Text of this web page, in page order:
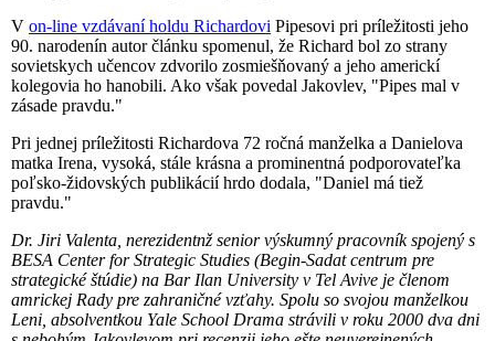
V on-line vzdávaní holdu Richardovi Pipesovi pri príležitosti jeho
90. narodenín autor článku spomenul, že Richard bol zo strany
sovietskych učencov zdvorilo zosmiešňovaný a jeho americkí
kolegovia ho hanobili. Ako však povedal Jakovlev, "Pipes mal v
zásade pravdu."
Pri jednej príležitosti Richardova 72 ročná manželka a Danielova
matka Irena, vysoká, stále krásna a prominentná podporovateľka
poľsko-židovských publikácií hrdo dodala, "Daniel má tiež
pravdu."
Dr. Jiri Valenta, nerezidentnž senior výskumný pracovník spojený s
BESA Center for Strategic Studies (Begin-Sadat centrum pre
strategické štúdie) na Bar Ilan University v Tel Avive je členom
amrickej Rady pre zahraničné vzťahy. Spolu so svojou manželkou
Leni, absolventkou Yale School Drama strávili v roku 2000 dva dni